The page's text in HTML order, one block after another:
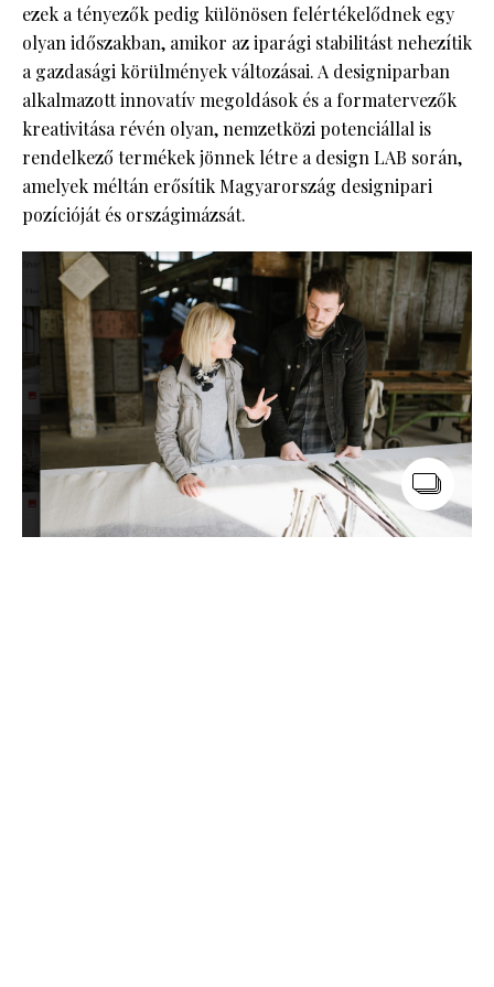
ezek a tényezők pedig különösen felértékelődnek egy
olyan időszakban, amikor az iparági stabilitást nehezítik
a gazdasági körülmények változásai. A designiparban
alkalmazott innovatív megoldások és a formatervezők
kreativitása révén olyan, nemzetközi potenciállal is
rendelkező termékek jönnek létre a design LAB során,
amelyek méltán erősítik Magyarország designipari
pozícióját és országimázsát.